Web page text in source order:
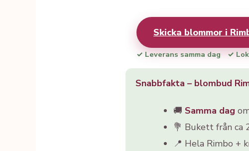
Skicka blommor i
✓ Leverans samma dag ✓
Snabbfakta – blombud
🚚 Samma dag
💐 Bukett från ca
📍 Hela Rimbo +